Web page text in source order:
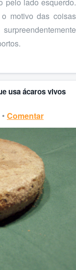
motivo das coisas
usa ácaros vivos
Comentar